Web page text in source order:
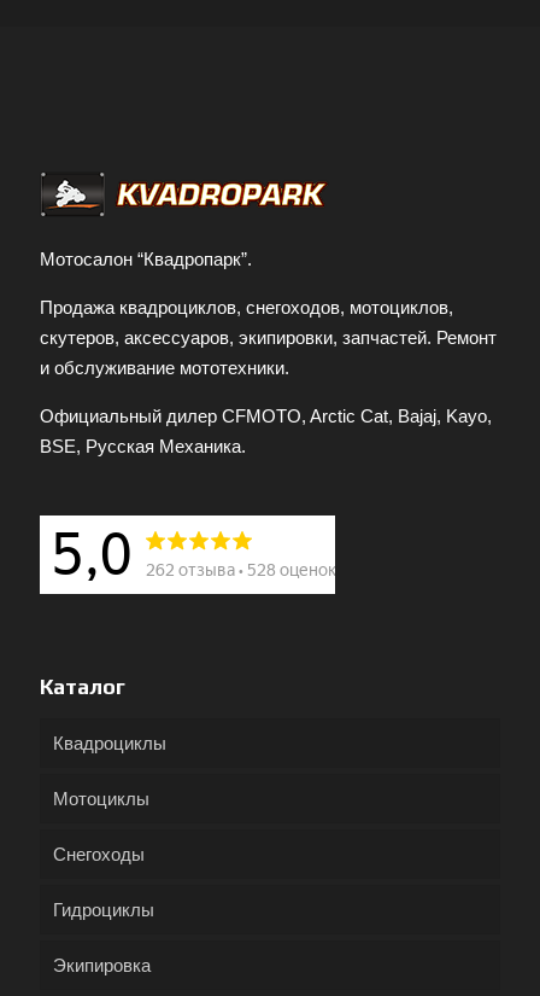
Мотосалон “Квадропарк”.
Продажа квадроциклов, снегоходов, мотоциклов,
скутеров, аксессуаров, экипировки, запчастей. Ремонт
и обслуживание мототехники.
Официальный дилер CFMOTO, Arctic Cat, Bajaj, Kayo,
BSE, Русская Механика.
Каталог
Квадроциклы
Мотоциклы
Снегоходы
Гидроциклы
Экипировка